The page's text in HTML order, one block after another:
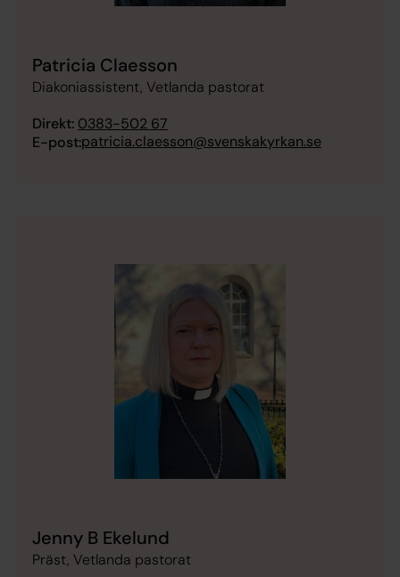
Patricia Claesson
Diakoniassistent, Vetlanda pastorat
Direkt: 0383-502 67
E-post:patricia.claesson@svenskakyrkan.se
Jenny B Ekelund
Präst, Vetlanda pastorat